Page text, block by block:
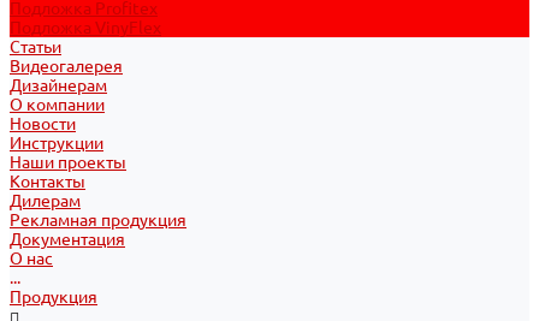
Подложка Profitex
Подложка VinyFlex
Статьи
Видеогалерея
Дизайнерам
О компании
Новости
Инструкции
Наши проекты
Контакты
Дилерам
Рекламная продукция
Документация
О нас
...
Продукция